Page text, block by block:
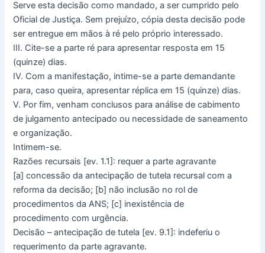
Serve esta decisão como mandado, a ser cumprido pelo
Oficial de Justiça. Sem prejuízo, cópia desta decisão pode
ser entregue em mãos à ré pelo próprio interessado.
III. Cite-se a parte ré para apresentar resposta em 15
(quinze) dias.
IV. Com a manifestação, intime-se a parte demandante
para, caso queira, apresentar réplica em 15 (quinze) dias.
V. Por fim, venham conclusos para análise de cabimento
de julgamento antecipado ou necessidade de saneamento
e organização.
Intimem-se.
Razões recursais [ev. 1.1]: requer a parte agravante
[a] concessão da antecipação de tutela recursal com a
reforma da decisão; [b] não inclusão no rol de
procedimentos da ANS; [c] inexistência de
procedimento com urgência.
Decisão – antecipação de tutela [ev. 9.1]: indeferiu o
requerimento da parte agravante.